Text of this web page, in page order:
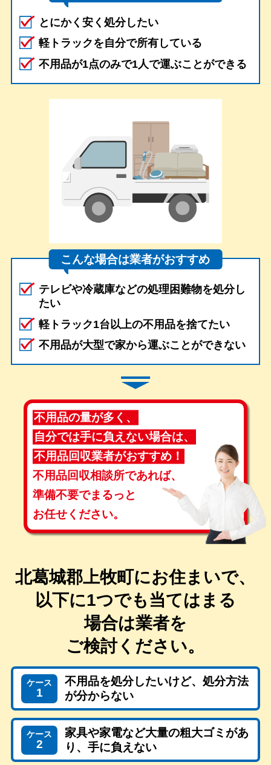
とにかく安く処分したい
軽トラックを自分で所有している
不用品が1点のみで1人で運ぶことができる
こんな場合は業者がおすすめ
テレビや冷蔵庫などの処理困難物を処分し
たい
軽トラック1台以上の不用品を捨てたい
不用品が大型で家から運ぶことができない
不用品の量が多く、
自分では手に負えない場合は、
不用品回収業者がおすすめ！
不用品回収相談所であれば、
準備不要でまるっと
お任せください。
北葛城郡上牧町にお住まいで、
以下に1つでも当てはまる
場合は業者を
ご検討ください。
ケース
1
不用品を処分したいけど、処分方法
が分からない
ケース
2
家具や家電など大量の粗大ゴミがあ
り、手に負えない